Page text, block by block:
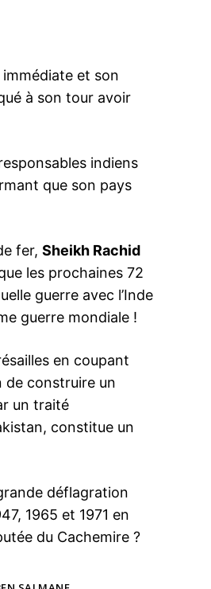
Insight Publications
propos
compte
et son
à son tour avoir
indiens
que son pays
fer, Sheikh Rachid
les prochaines 72
guerre avec l’Inde
guerre mondiale !
en coupant
de construire un
un traité
constitue un
déflagration
1965 et 1971 en
du Cachemire ?